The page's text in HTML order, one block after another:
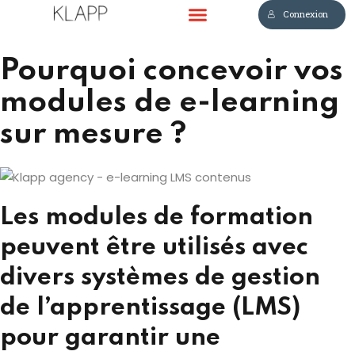
Connexion
Pourquoi concevoir vos
modules de e-learning
sur mesure ?
Les modules de formation
peuvent être utilisés avec
divers systèmes de gestion
de l’apprentissage (LMS)
pour garantir une
Sign in
Don’t have an account?Sign up
Remember me Lost your password?